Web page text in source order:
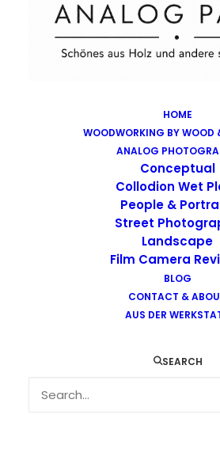
HOME
WOODWORKING BY WOOD
ANALOG
Conceptual
Collodion Wet
People &
Street
Landscape
Film Camera
BLOG
CONTACT &
AUS DER
SEARCH
Images tagged